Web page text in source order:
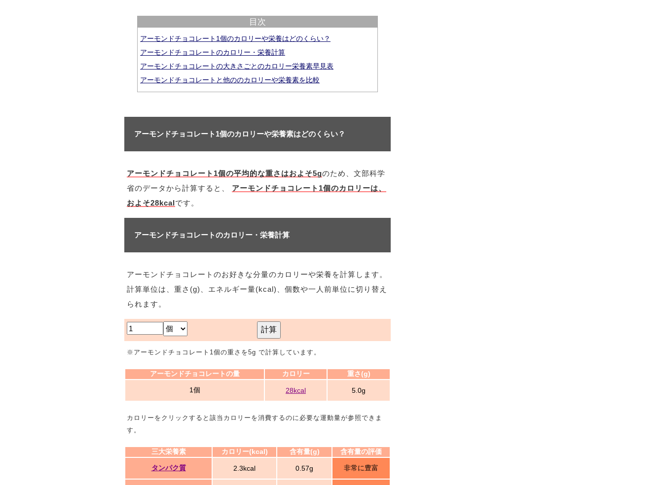
目次
アーモンドチョコレート1個のカロリーや栄養はどのくらい？
アーモンドチョコレートのカロリー・栄養計算
アーモンドチョコレートの大きさごとのカロリー栄養素早見表
アーモンドチョコレートと他ののカロリーや栄養素を比較
アーモンドチョコレート1個のカロリーや栄養素はどのくらい？
アーモンドチョコレート1個の平均的な重さはおよそ5gのため、文部科学
省のデータから計算すると、 アーモンドチョコレート1個のカロリーは、
およそ28kcalです。
アーモンドチョコレートのカロリー・栄養計算
アーモンドチョコレートのお好きな分量のカロリーや栄養を計算します。
計算単位は、重さ(g)、エネルギー量(kcal)、個数や一人前単位に切り替え
られます。
計算
※アーモンドチョコレート1個の重さを5g で計算しています。
アーモンドチョコレートの量 カロリー 重さ(g)
1個 28kcal 5.0g
カロリーをクリックすると該当カロリーを消費するのに必要な運動量が参照できま
す。
三大栄養素 カロリー(kcal) 含有量(g) 含有量の評価
タンパク質 2.3kcal 0.57g 非常に豊富